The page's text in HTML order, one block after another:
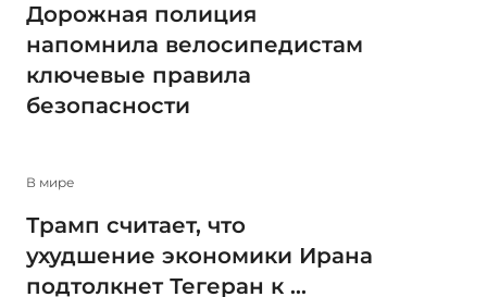
Дорожная полиция
напомнила велосипедистам
ключевые правила
безопасности
В мире
Трамп считает, что
ухудшение экономики Ирана
подтолкнет Тегеран к ...